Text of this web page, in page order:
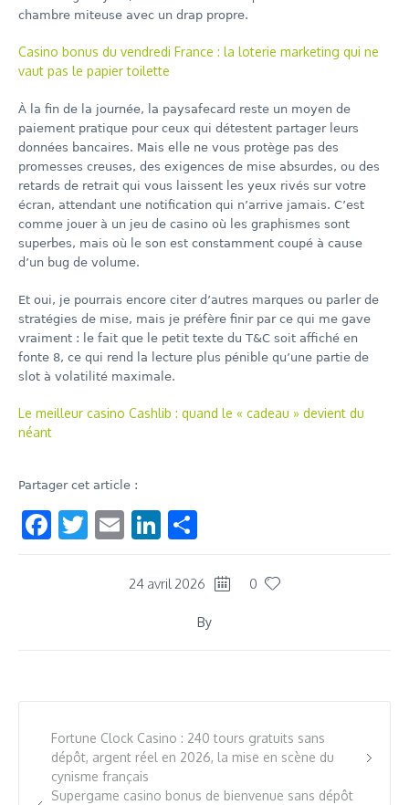
chambre miteuse avec un drap propre.
Casino bonus du vendredi France : la loterie marketing qui ne
vaut pas le papier toilette
À la fin de la journée, la paysafecard reste un moyen de
paiement pratique pour ceux qui détestent partager leurs
données bancaires. Mais elle ne vous protège pas des
promesses creuses, des exigences de mise absurdes, ou des
retards de retrait qui vous laissent les yeux rivés sur votre
écran, attendant une notification qui n’arrive jamais. C’est
comme jouer à un jeu de casino où les graphismes sont
superbes, mais où le son est constamment coupé à cause
d’un bug de volume.
Et oui, je pourrais encore citer d’autres marques ou parler de
stratégies de mise, mais je préfère finir par ce qui me gave
vraiment : le fait que le petit texte du T&C soit affiché en
fonte 8, ce qui rend la lecture plus pénible qu’une partie de
slot à volatilité maximale.
Le meilleur casino Cashlib : quand le « cadeau » devient du
néant
Partager cet article :
Facebook
Twitter
EmailLinkedIn
24 avril 2026 0
By
Fortune Clock Casino : 240 tours gratuits sans
dépôt, argent réel en 2026, la mise en scène du
cynisme français
Supergame casino bonus de bienvenue sans dépôt